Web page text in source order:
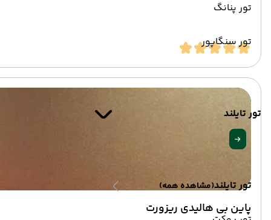
تور پنانگ
تور سنگاپور
تور تایلند
تور تایلند(مشاهده همه)
پاین بی هالیدی ریزورت